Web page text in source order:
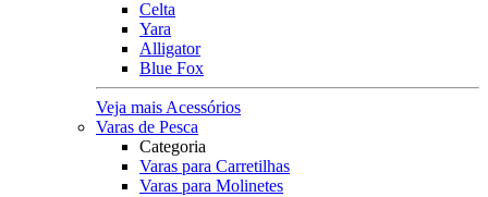
Celta
Yara
Alligator
Blue Fox
Veja mais Acessórios
Varas de Pesca
Categoria
Varas para Carretilhas
Varas para Molinetes